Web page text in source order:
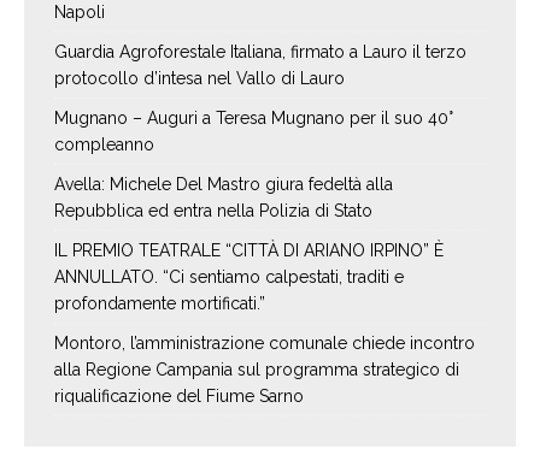
Napoli
Guardia Agroforestale Italiana, firmato a Lauro il terzo
protocollo d’intesa nel Vallo di Lauro
Mugnano – Auguri a Teresa Mugnano per il suo 40°
compleanno
Avella: Michele Del Mastro giura fedeltà alla
Repubblica ed entra nella Polizia di Stato
IL PREMIO TEATRALE “CITTÀ DI ARIANO IRPINO” È
ANNULLATO. “Ci sentiamo calpestati, traditi e
profondamente mortificati.”
Montoro, l’amministrazione comunale chiede incontro
alla Regione Campania sul programma strategico di
riqualificazione del Fiume Sarno